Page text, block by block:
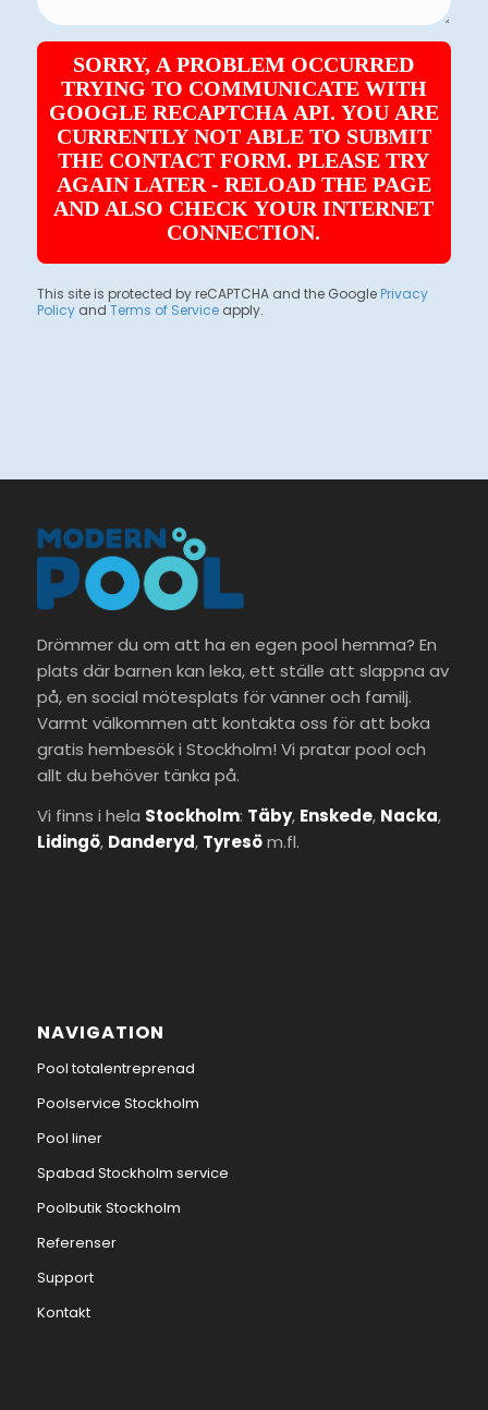
SORRY, A PROBLEM OCCURRED
TRYING TO COMMUNICATE WITH
GOOGLE RECAPTCHA API. YOU ARE
CURRENTLY NOT ABLE TO SUBMIT
THE CONTACT FORM. PLEASE TRY
AGAIN LATER - RELOAD THE PAGE
AND ALSO CHECK YOUR INTERNET
CONNECTION.
This site is protected by reCAPTCHA and the Google Privacy
Policyand Terms of Serviceapply.
Drömmer du om att ha en egen pool hemma? En
plats där barnen kan leka, ett ställe att slappna av
på, en social mötesplats för vänner och familj.
Varmt välkommen att kontakta oss för att boka
gratis hembesök i Stockholm! Vi pratar pool och
allt du behöver tänka på.
Vi finns i hela Stockholm: Täby, Enskede, Nacka,
Lidingö, Danderyd, Tyresöm.fl.
NAVIGATION
Pool totalentreprenad
Poolservice Stockholm
Pool liner
Spabad Stockholm service
Poolbutik Stockholm
Referenser
Support
Kontakt